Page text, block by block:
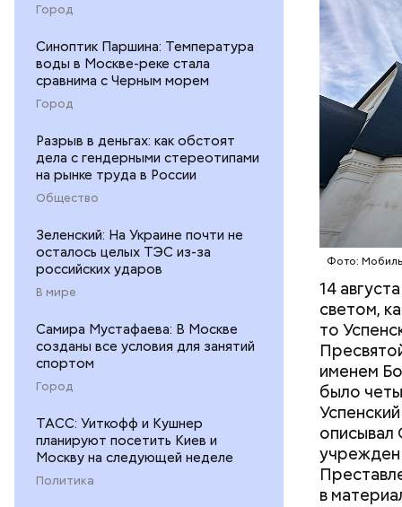
Город
Синоптик Паршина: Температура
воды в Москве-реке стала
сравнима с Черным морем
Город
Разрыв в деньгах: как обстоят
дела с гендерными стереотипами
на рынке труда в России
Общество
Зеленский: На Украине почти не
осталось целых ТЭС из-за
российских ударов
В мире
Самира Мустафаева: В Москве
созданы все условия для занятий
спортом
Город
ТАСС: Уиткофф и Кушнер
планируют посетить Киев и
Москву на следующей неделе
Политика
Фото:
14
светом,
то
именем
было
описывал
учрежден
в
13
пока
На
реки,
19
и иные
А
Пародия
властей
Килмеру,
принесла